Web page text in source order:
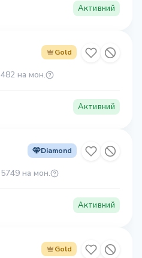
Активний
Gold
482 на мон.
Активний
Diamond
5749 на мон.
Активний
Gold